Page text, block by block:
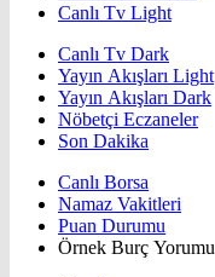
Canlı Tv Light
Canlı Tv Dark
Yayın Akışları Light
Yayın Akışları Dark
Nöbetçi Eczaneler
Son Dakika
Canlı Borsa
Namaz Vakitleri
Puan Durumu
Örnek Burç Yorumu